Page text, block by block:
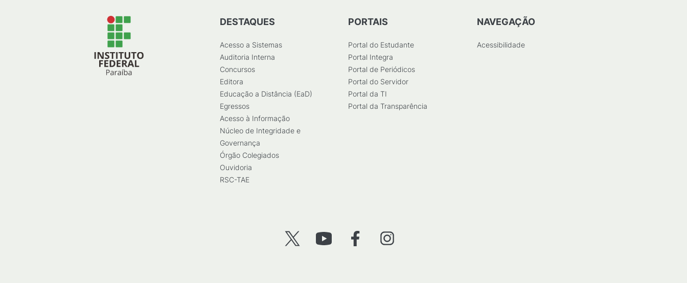
DESTAQUES
Acesso a Sistemas
Auditoria Interna
Concursos
Editora
Educação a Distância (EaD)
Egressos
Acesso à Informação
Núcleo de Integridade e
Governança
Órgão Colegiados
Ouvidoria
RSC-TAE
PORTAIS
Portal do Estudante
Portal Integra
Portal de Periódicos
Portal do Servidor
Portal da TI
Portal da Transparência
NAVEGAÇÃO
Acessibilidade